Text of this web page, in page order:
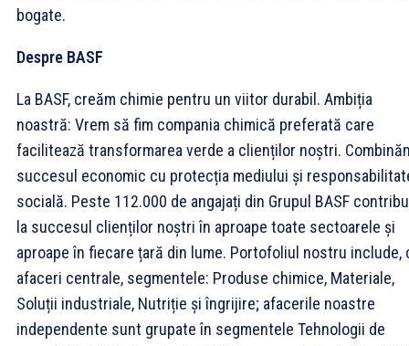
bogate.
Despre BASF
La BASF, creăm chimie pentru un viitor durabil. Ambiția
noastră: Vrem să fim compania chimică preferată care
facilitează transformarea verde a clienților noștri.
succesul economic cu protecția mediului și
socială. Peste 112.000 de angajați din Grupul BASF
la succesul clienților noștri în aproape toate sectoarele și
aproape în fiecare țară din lume. Portofoliul nostru include,
afaceri centrale, segmentele: Produse chimice, Materiale,
Soluții industriale, Nutriție și îngrijire; afacerile noastre
independente sunt grupate în segmentele Tehnologii de